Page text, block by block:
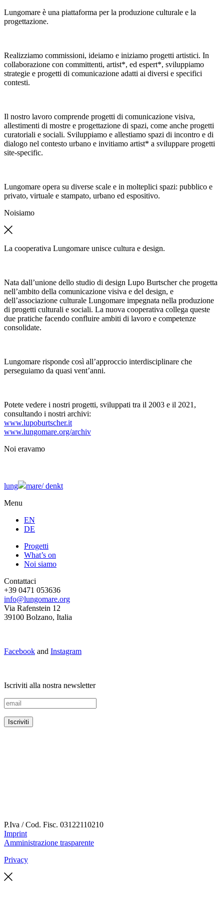
Lungomare è una piattaforma per la produzione culturale e la
progettazione.
Realizziamo commissioni, ideiamo e iniziamo progetti artistici. In
collaborazione con committenti, artist*, ed espert*, sviluppiamo
strategie e progetti di comunicazione adatti ai diversi e specifici
contesti.
Il nostro lavoro comprende progetti di comunicazione visiva,
allestimenti di mostre e progettazione di spazi, come anche progetti
curatoriali e sociali. Sviluppiamo e allestiamo spazi di incontro e di
dialogo nel contesto urbano e invitiamo artist* a sviluppare progetti
site-specific.
Lungomare opera su diverse scale e in molteplici spazi: pubblico e
privato, virtuale e stampato, urbano ed espositivo.
Noisiamo
La cooperativa Lungomare unisce cultura e design.
Nata dall’unione dello studio di design Lupo Burtscher che progetta
nell’ambito della comunicazione visiva e del design, e
dell’associazione culturale Lungomare impegnata nella produzione
di progetti culturali e sociali. La nuova cooperativa collega queste
due pratiche facendo confluire ambiti di lavoro e competenze
consolidate.
Lungomare risponde così all’approccio interdisciplinare che
perseguiamo da quasi vent’anni.
Potete vedere i nostri progetti, sviluppati tra il 2003 e il 2021,
consultando i nostri archivi:
www.lupoburtscher.it
www.lungomare.org/archiv
Noi eravamo
lung mare/denkt
Menu
EN
DE
Progetti
What’s on
Noi siamo
Contattaci
+39 0471 053636
info@lungomare.org
Via Rafenstein 12
39100 Bolzano, Italia
Facebook and Instagram
Iscriviti alla nostra newsletter
P.Iva / Cod. Fisc. 03122110210
Imprint
Amministrazione trasparente
Privacy